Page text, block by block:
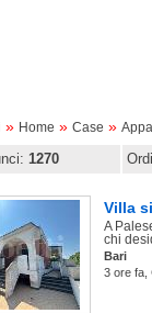
» Home » Case »
1270
Villa
A
chi
Bari
3 ore fa,